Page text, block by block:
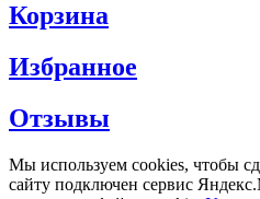
Корзина
Избранное
Отзывы
Мы используем cookies, чтобы
сайту подключен сервис